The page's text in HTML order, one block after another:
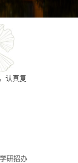
认真复
研招办